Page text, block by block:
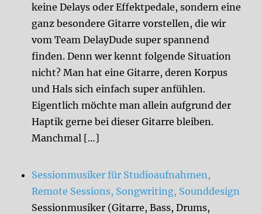
keine Delays oder Effektpedale, sondern eine
ganz besondere Gitarre vorstellen, die wir
vom Team DelayDude super spannend
finden. Denn wer kennt folgende Situation
nicht? Man hat eine Gitarre, deren Korpus
und Hals sich einfach super anfühlen.
Eigentlich möchte man allein aufgrund der
Haptik gerne bei dieser Gitarre bleiben.
Manchmal […]
Sessionmusiker für Studioaufnahmen,
Remote Sessions, Songwriting, Sounddesign
Sessionmusiker (Gitarre, Bass, Drums,